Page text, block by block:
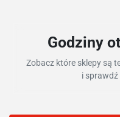
Godziny
Zobacz które sklepy są
i sprawdź